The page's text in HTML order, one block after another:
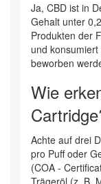
Ja, CBD ist in
Gehalt unter
Produkten der
und
beworben
Wie
Achte auf drei
pro Puff oder
(COA -